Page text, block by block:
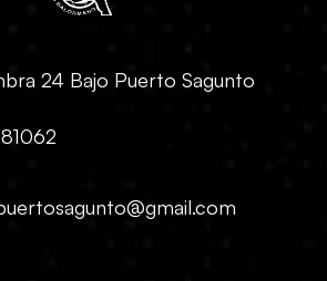
24 Bajo Puerto Sagunto